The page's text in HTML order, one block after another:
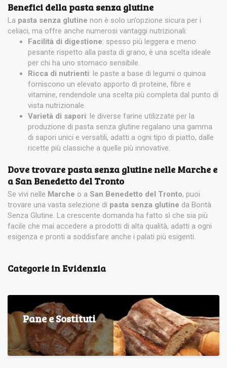
Benefici della pasta senza glutine
La pasta senza glutine non è solo un’opzione sicura per i
celiaci, ma offre anche numerosi vantaggi nutrizionali:
Facilità di digestione: spesso più leggera e meno
pesante rispetto alla pasta di grano, è una scelta ideale
per chi ha uno stomaco sensibile.
Ricca di nutrienti: le paste a base di legumi o quinoa
forniscono un elevato apporto di proteine, fibre e
vitamine, rendendole una scelta più completa dal punto di
vista nutrizionale.
Varietà di sapori: le diverse farine utilizzate per la
produzione di pasta senza glutine regalano una gamma
di sapori unici e versatili, adatti a ogni tipo di piatto, dalle
ricette più classiche a quelle più innovative.
Dove trovare pasta senza glutine nelle Marche e
a San Benedetto del Tronto
Se vivi nelle Marche o a San Benedetto del Tronto, puoi
trovare una vasta selezione di pasta senza glutine da Bontà
Senza Glutine. La crescente domanda ha fatto sì che sia più
facile che mai accedere a prodotti di alta qualità, adatti a ogni
esigenza e pronti a soddisfare anche i palati più esigenti.
Categorie in Evidenzia
Pane e Sostituti